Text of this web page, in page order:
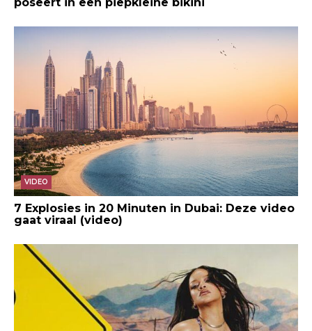
VIDEO
7 Explosies in 20 Minuten in Dubai: Deze video
gaat viraal (video)